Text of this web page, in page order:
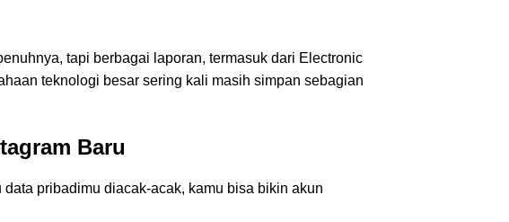
tapi berbagai laporan, termasuk dari Electronic
teknologi besar sering kali masih simpan sebagian
Baru
pribadimu diacak-acak, kamu bisa bikin akun